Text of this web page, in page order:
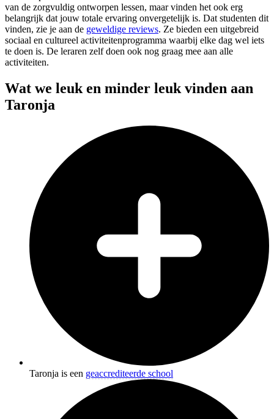
van de zorgvuldig ontworpen lessen, maar vinden het ook erg
belangrijk dat jouw totale ervaring onvergetelijk is. Dat studenten dit
vinden, zie je aan de geweldige reviews. Ze bieden een uitgebreid
sociaal en cultureel activiteitenprogramma waarbij elke dag wel iets
te doen is. De leraren zelf doen ook nog graag mee aan alle
activiteiten.
Wat we leuk en minder leuk vinden aan
Taronja
Taronja is een geaccrediteerde school